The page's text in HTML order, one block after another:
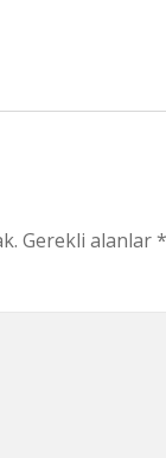
Gerekli alanlar*